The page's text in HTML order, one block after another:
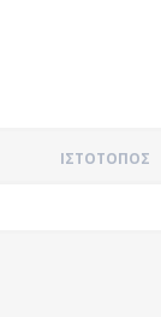
ΙΣΤΌΤΟΠΟΣ